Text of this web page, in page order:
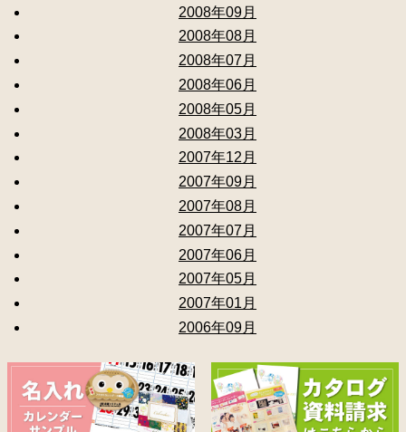
2008年09月
2008年08月
2008年07月
2008年06月
2008年05月
2008年03月
2007年12月
2007年09月
2007年08月
2007年07月
2007年06月
2007年05月
2007年01月
2006年09月